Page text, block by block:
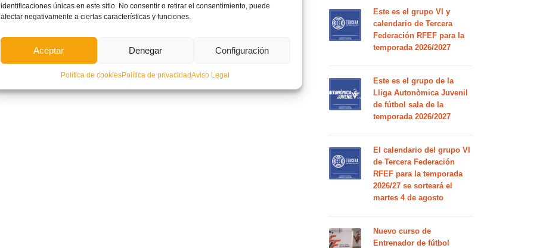
identificaciones únicas en este sitio. No consentir o retirar el consentimiento, puede
afectar negativamente a ciertas características y funciones.
Aceptar Denegar Configuración
Política de cookiesPolítica de privacidadAviso Legal
Este es el grupo VI y
calendario de Tercera
Federación RFEF para la
temporada 2026/2027
Este es el grupo de la
Lliga Autonòmica Juvenil
de fútbol sala de la
temporada 2026/2027
El calendario del grupo VI
de Tercera Federación
RFEF para la temporada
2026/27 se sorteará el
martes 4 de agosto
Nuevo curso de
Entrenador de fútbol